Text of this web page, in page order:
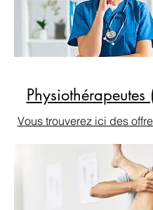
Vous trouverez ici des